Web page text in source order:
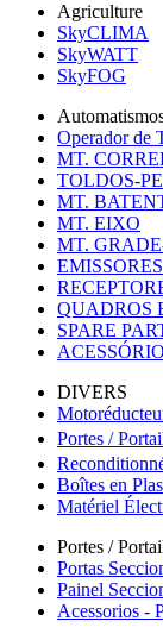
Agriculture
SkyCLIMA
SkyWATT
SkyFOG
Operador de
MT.
TOLDOS-
MT.
MT. EIXO
MT.
EMISSORES
QUADROS
SPARE
DIVERS
Portes /
Boîtes en
Matériel
Portes /
Portas
Painel
Acessorios -